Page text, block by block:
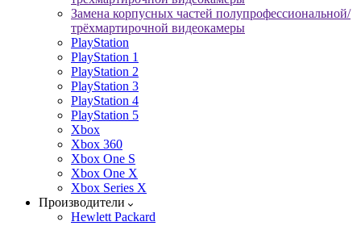
Замена корпусных частей полупрофессиональной/
трёхмартирочной видеокамеры
PlayStation
PlayStation 1
PlayStation 2
PlayStation 3
PlayStation 4
PlayStation 5
Xbox
Xbox 360
Xbox One S
Xbox One X
Xbox Series X
Производители
Hewlett Packard